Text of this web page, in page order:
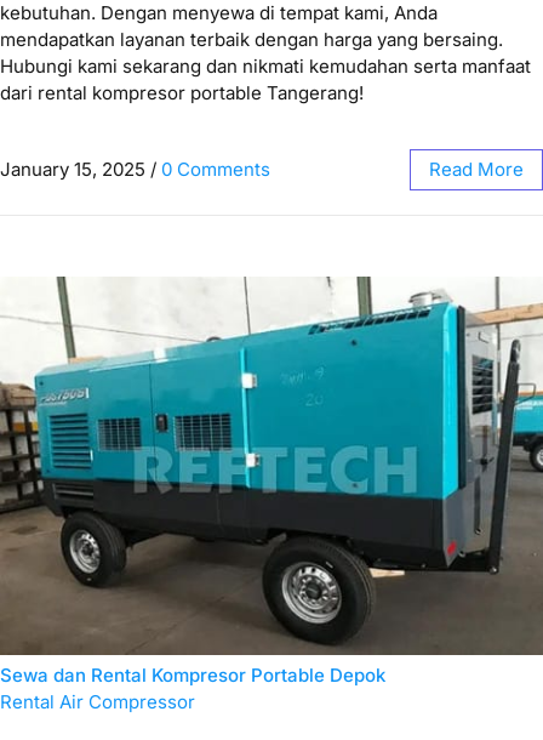
kebutuhan. Dengan menyewa di tempat kami, Anda
mendapatkan layanan terbaik dengan harga yang bersaing.
Hubungi kami sekarang dan nikmati kemudahan serta manfaat
dari rental kompresor portable Tangerang!
January 15, 2025 / 0 Comments Read More
Sewa dan Rental Kompresor Portable Depok
Rental Air Compressor